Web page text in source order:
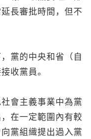
長審批時間，但不
的中央和省（自
收黨員。
主義事業中為黨
在一定範圍內有較
黨組織提出過入黨